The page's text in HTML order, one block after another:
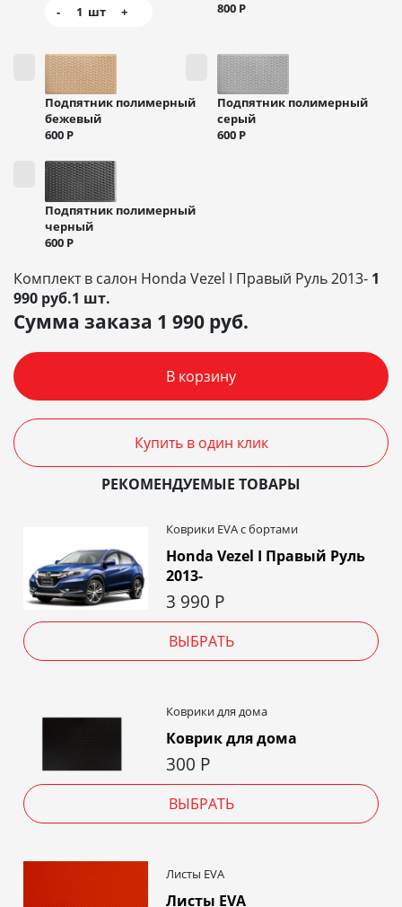
- 1 шт +
800 Р
Подпятник полимерный
бежевый
600 Р
Подпятник полимерный
серый
600 Р
Подпятник полимерный
черный
600 Р
Комплект в салон Honda Vezel I Правый Руль 2013- 1
990 руб.1 шт.
Сумма заказа 1 990 руб.
В корзину
Купить в один клик
РЕКОМЕНДУЕМЫЕ ТОВАРЫ
Коврики EVA c бортами
Honda Vezel I Правый Руль
2013-
3 990 Р
ВЫБРАТЬ
Коврики для дома
Коврик для дома
300 Р
ВЫБРАТЬ
Листы EVA
Листы EVA